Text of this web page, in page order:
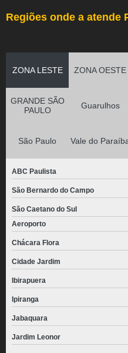
Regiões onde a atende
ZONA LESTE ZONA OESTE
GRANDE SÃO
PAULO
Guarulhos
São Paulo Vale do
ABC Paulista
São Bernardo do Campo
São Caetano do Sul
Aeroporto
Chácara Flora
Cidade Jardim
Ibirapuera
Ipiranga
Jabaquara
Jardim Leonor